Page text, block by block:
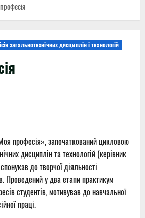
загальнотехнічних дисциплін і технологій
професія», започаткований цикловою
дисциплін та технологій (керівник
до творчої діяльності
Проведений у два етапи практикум
студентів, мотивував до навчальної
праці.